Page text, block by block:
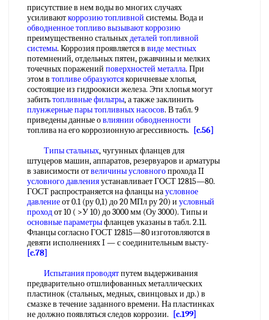
присутствие в нем воды во многих случаях
усиливаюткоррозию топливной системы. Вода и
обводненное топливовызывают коррозию
преимущественно стальныхдеталей топливной
системы. Коррозия проявляется в виде местных
потемнений, отдельных пятен, ржавчины и мелких
точечных поражений поверхностей металла. При
этом в топливе образуютсякоричневые хлопья,
состоящие из гидроокиси железа. Эти хлопья могут
забитьтопливные фильтры, а также заклинить
плунжерные парытопливных насосов. В табл. 9
приведены данные овлиянии обводненности
топлива на его коррозионную агрессивность.
[c.56]
Типы стальных, чугунных фланцев для
штуцеров машин, аппаратов, резервуаров и арматуры
в зависимости отвеличины условногопрохода II
условного давленияустанавливает ГОСТ 12815—80.
ГОСТ распространяется на фланцы наусловное
давлениеот 0.1 (ру 0,1) до 20 МПл ру 20) и условный
проходот 10 ( >У 10) до 3000 мм (Оу 3000). Типы и
основные параметрыфланцев указаны в табл. 2.11.
Фланцы согласно ГОСТ 12815—80 изготовляются в
девяти исполнениях I — с соединительным высту-
[c.78]
Испытания проводятпутем выдерживания
предварительно отшлифованных металлических
пластинок (стальных, медных, свинцовых и др.) в
смазке в течение заданного времени. На пластинках
не должно появляться следов коррозии.
[c.199]